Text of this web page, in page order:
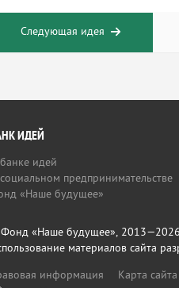
Следующая идея
ИДЕЙ
идей
предпринимательстве
«Наше будущее»
«Наше будущее», 2013—2026
материалов сайта
информация
Карта сайта